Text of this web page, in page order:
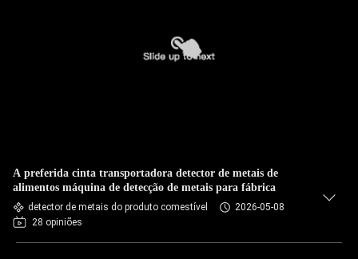
A preferida cinta transportadora detector de metais de
alimentos máquina de detecção de metais para fábrica
detector de metais do produto comestível
2026-05-08
28 opiniões